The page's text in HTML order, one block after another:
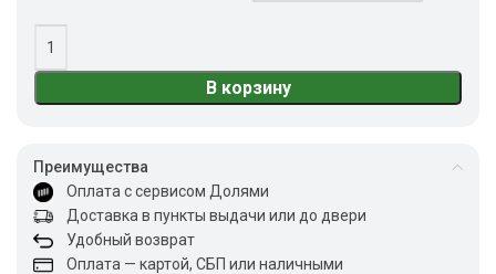
В корзину
Преимущества
Оплата с сервисом Долями
Доставка в пункты выдачи или до двери
Удобный возврат
Оплата — картой, СБП или наличными